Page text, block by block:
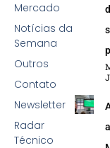
Mercado
Notícias da
Semana
Outros
Contato
Newsletter
Radar
Técnico